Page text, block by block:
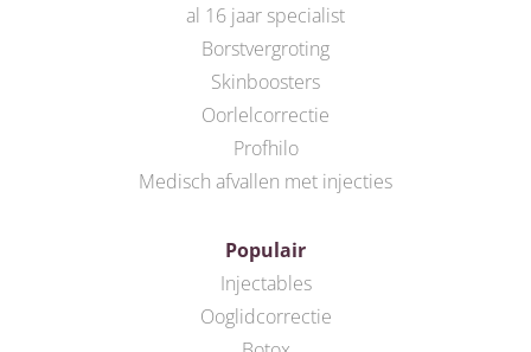
al 16 jaar specialist
Borstvergroting
Skinboosters
Oorlelcorrectie
Profhilo
Medisch afvallen met injecties
Populair
Injectables
Ooglidcorrectie